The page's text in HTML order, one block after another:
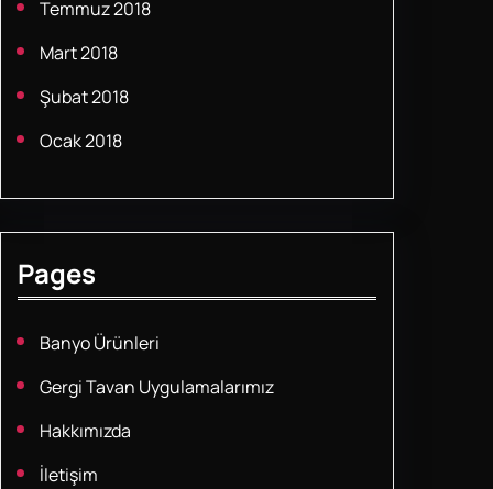
Temmuz 2018
Mart 2018
Şubat 2018
Ocak 2018
Pages
Banyo Ürünleri
Gergi Tavan Uygulamalarımız
Hakkımızda
İletişim